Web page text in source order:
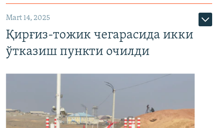
Mart 14, 2025
Қирғиз-тожик чегарасида икки
ўтказиш пункти очилди